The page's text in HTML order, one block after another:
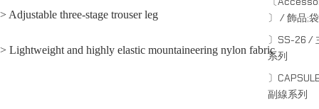
〕 / 飾品;袋
〕SS-26 /
系列
〕
副線系列
> Adjustable three-stage trouser leg
> Lightweight and highly elastic mountaineering nylon fabric